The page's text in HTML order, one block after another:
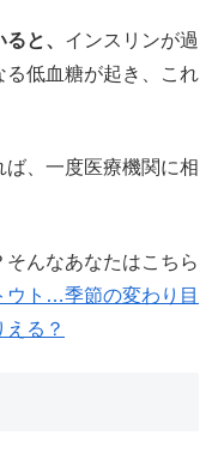
と、 インスリンが過
低血糖が起き、これ
、一度医療機関に相
んなあなたはこちら
ウト…季節の変わり目
る？